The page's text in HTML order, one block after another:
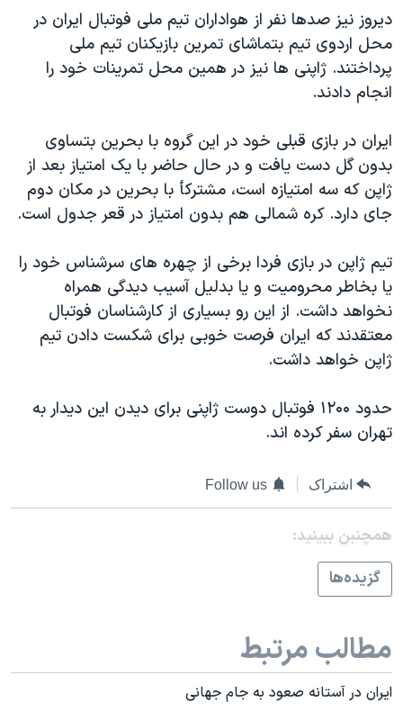
علم و فناوری
اسرائیل در جنگ
گالری عکس
رمز مهسا
ورزش زنان در ایران
اعتراضات زن، زندگی، آزادی
تریبونال مردمی آبان ۹۸
دادگاه حمید نوری
چهل سال گروگان‌گیری
اعتراضات مردمی آبان ۹۸
اسرائیل در جنگ
نرگس محمدی برنده جایزه نوبل صلح
صفحه‌های ویژه
سفر پرزیدنت ترامپ به چین
زبانهای مختلف
ديروز نيز صدها نفر از هواداران تيم ملی فوتبال ايران در
محل اردوی تيم بتماشای تمرين بازيکنان تيم ملی
پرداختند. ژاپنی ها نيز در همين محل تمرينات خود را
انجام دادند.
ايران در بازی قبلی خود در اين گروه با بحرين بتساوی
بدون گل دست يافت و در حال حاضر با يک امتياز بعد از
ژاپن که سه امتيازه است، مشترکأ با بحرين در مکان دوم
جای دارد. کره شمالی هم بدون امتياز در قعر جدول است.
تيم ژاپن در بازی فردا برخی از چهره های سرشناس خود را
يا بخاطر محروميت و يا بدليل آسيب ديدگی همراه
نخواهد داشت. از اين رو بسياری از کارشناسان فوتبال
معتقدند که ايران فرصت خوبی برای شکست دادن تيم
ژاپن خواهد داشت.
حدود ۱۲۰۰ فوتبال دوست ژاپنی برای ديدن اين ديدار به
تهران سفر کرده اند.
اشتراک Follow us
همچنبن ببینید:
گزيده‌ها
مطالب مرتبط
ايران در آستانه صعود به جام جهانی